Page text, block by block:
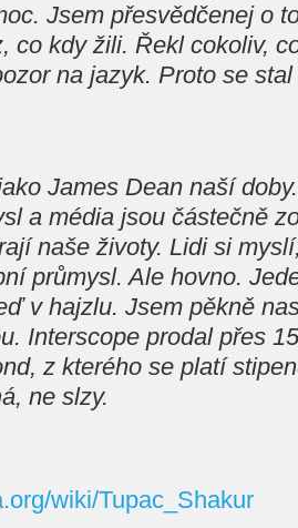
Jsem přesvědčenej o
co kdy žili. Řekl cokoliv,
na jazyk. Proto se
James Dean naší
a média jsou částečně
naše životy. Lidi si
průmysl. Ale hovno.
v hajzlu. Jsem pěkně
Interscope prodal přes
z kterého se platí
ne slzy.
wiki/Tupac_Shakur